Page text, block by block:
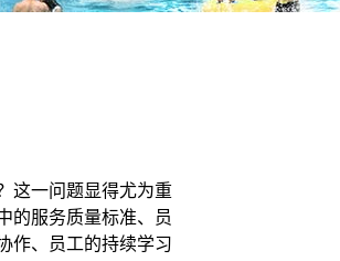
这一问题显得尤为重
的服务质量标准、员
作、员工的持续学习